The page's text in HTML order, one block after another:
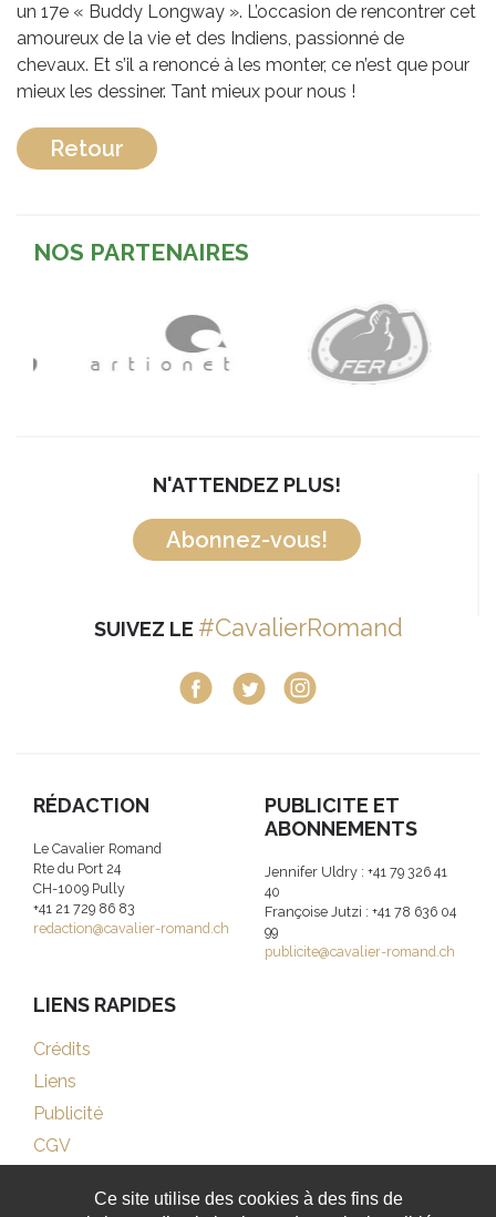
un 17e « Buddy Longway ». L’occasion de rencontrer cet
amoureux de la vie et des Indiens, passionné de
chevaux. Et s’il a renoncé à les monter, ce n’est que pour
mieux les dessiner. Tant mieux pour nous !
Retour
NOS PARTENAIRES
N'ATTENDEZ PLUS!
Abonnez-vous!
SUIVEZ LE #CavalierRomand
RÉDACTION
Le Cavalier Romand
Rte du Port 24
CH-1009 Pully
+41 21 729 86 83
redaction@cavalier-romand.ch
PUBLICITE ET
ABONNEMENTS
Jennifer Uldry : +41 79 326 41
40
Françoise Jutzi : +41 78 636 04
99
publicite@cavalier-romand.ch
LIENS RAPIDES
Crédits
Liens
Publicité
CGV
Ce site utilise des cookies à des fins de